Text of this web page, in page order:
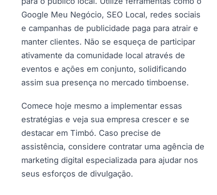
Google Meu Negócio, SEO Local, redes sociais
e campanhas de publicidade paga para atrair e
manter clientes. Não se esqueça de participar
ativamente da comunidade local através de
eventos e ações em conjunto, solidificando
assim sua presença no mercado timboense.
Comece hoje mesmo a implementar essas
estratégias e veja sua empresa crescer e se
destacar em Timbó. Caso precise de
assistência, considere contratar uma agência de
marketing digital especializada para ajudar nos
seus esforços de divulgação.